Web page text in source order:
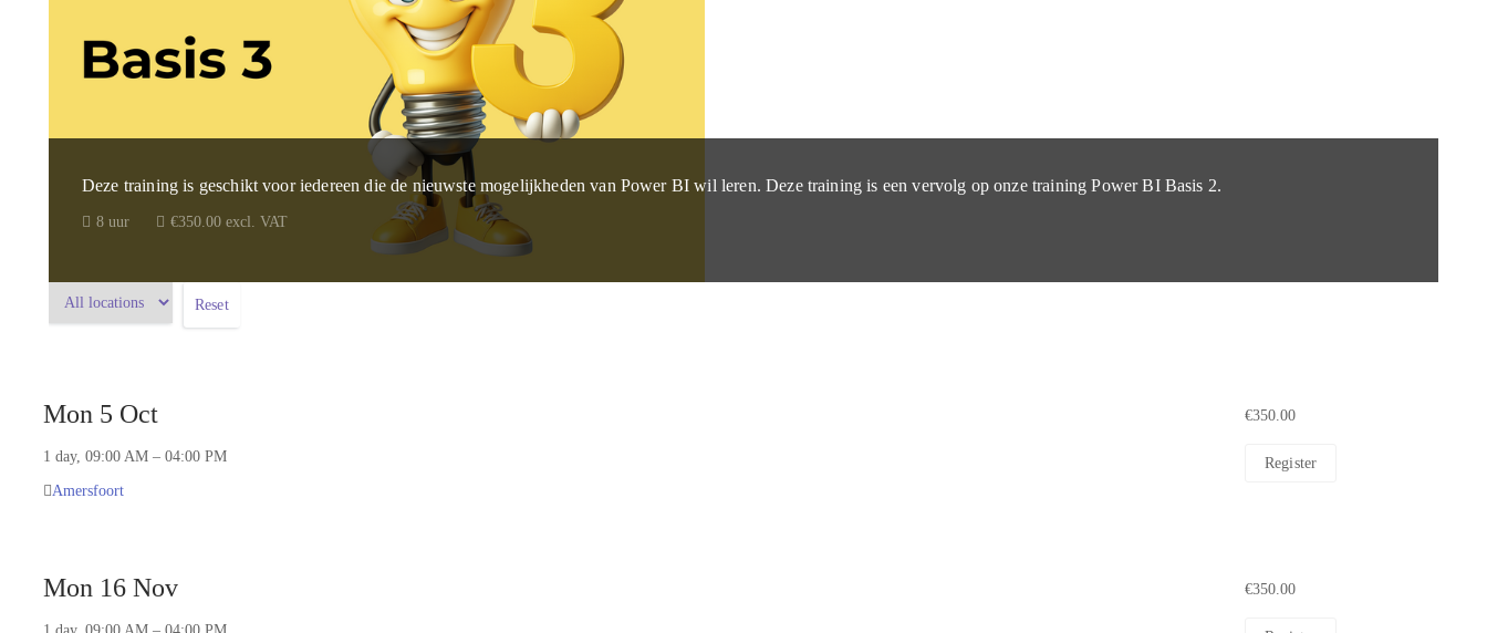
Deze training is geschikt voor iedereen die de nieuwste mogelijkheden van Power BI wil leren. Deze training is een vervolg op onze training Power BI Basis 2.
8 uur €350.00 excl. VAT
Reset
Mon 5 Oct
1 day, 09:00 AM – 04:00 PM
Amersfoort
€350.00
Register
Mon 16 Nov €350.00